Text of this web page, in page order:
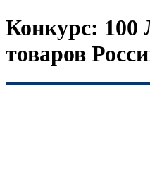
Конкурс:
товаров